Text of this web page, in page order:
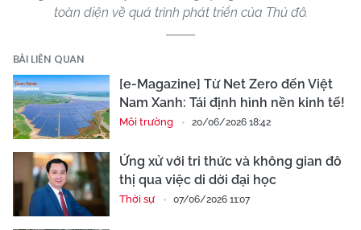
toàn diện về quá trình phát triển của Thủ đô.
BÀI LIÊN QUAN
[e-Magazine] Từ Net Zero đến Việt
Nam Xanh: Tái định hình nền kinh tế!
Môi trường 20/06/2026 18:42
Ứng xử với tri thức và không gian đô
thị qua việc di dời đại học
Thời sự 07/06/2026 11:07